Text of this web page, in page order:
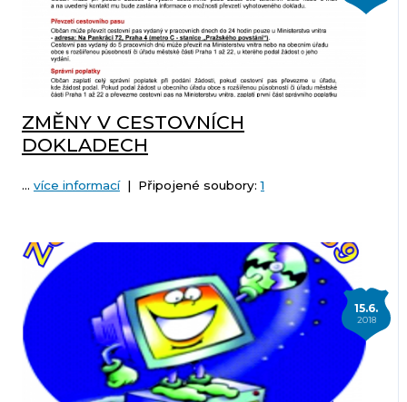
ZMĚNY V CESTOVNÍCH
DOKLADECH
... více informací| Připojené soubory:1
15.6.
2018